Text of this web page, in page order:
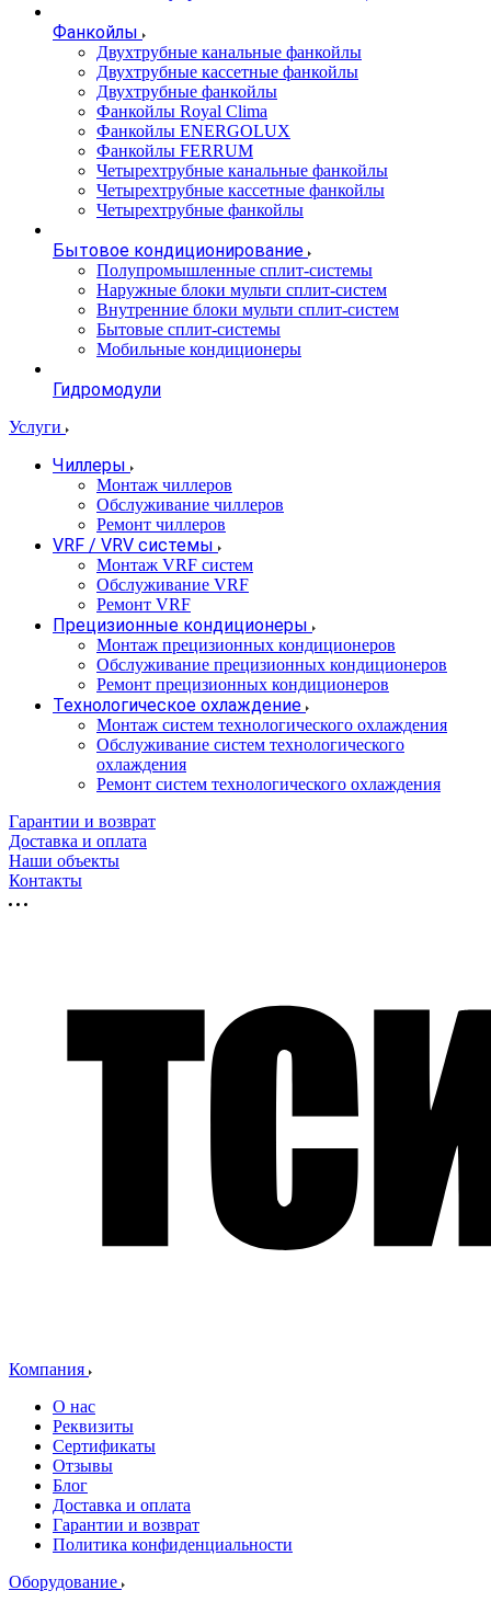
Фанкойлы
Двухтрубные канальные фанкойлы
Двухтрубные кассетные фанкойлы
Двухтрубные фанкойлы
Фанкойлы Royal Clima
Фанкойлы ENERGOLUX
Фанкойлы FERRUM
Четырехтрубные канальные фанкойлы
Четырехтрубные кассетные фанкойлы
Четырехтрубные фанкойлы
Бытовое кондиционирование
Полупромышленные сплит-системы
Наружные блоки мульти сплит-систем
Внутренние блоки мульти сплит-систем
Бытовые сплит-системы
Мобильные кондиционеры
Гидромодули
Услуги
Чиллеры
Монтаж чиллеров
Обслуживание чиллеров
Ремонт чиллеров
VRF / VRV системы
Монтаж VRF систем
Обслуживание VRF
Ремонт VRF
Прецизионные кондиционеры
Монтаж прецизионных кондиционеров
Обслуживание прецизионных кондиционеров
Ремонт прецизионных кондиционеров
Технологическое охлаждение
Монтаж систем технологического охлаждения
Обслуживание систем технологического
охлаждения
Ремонт систем технологического охлаждения
Гарантии и возврат
Доставка и оплата
Наши объекты
Контакты
Компания
О нас
Реквизиты
Сертификаты
Отзывы
Блог
Доставка и оплата
Гарантии и возврат
Политика конфиденциальности
Оборудование